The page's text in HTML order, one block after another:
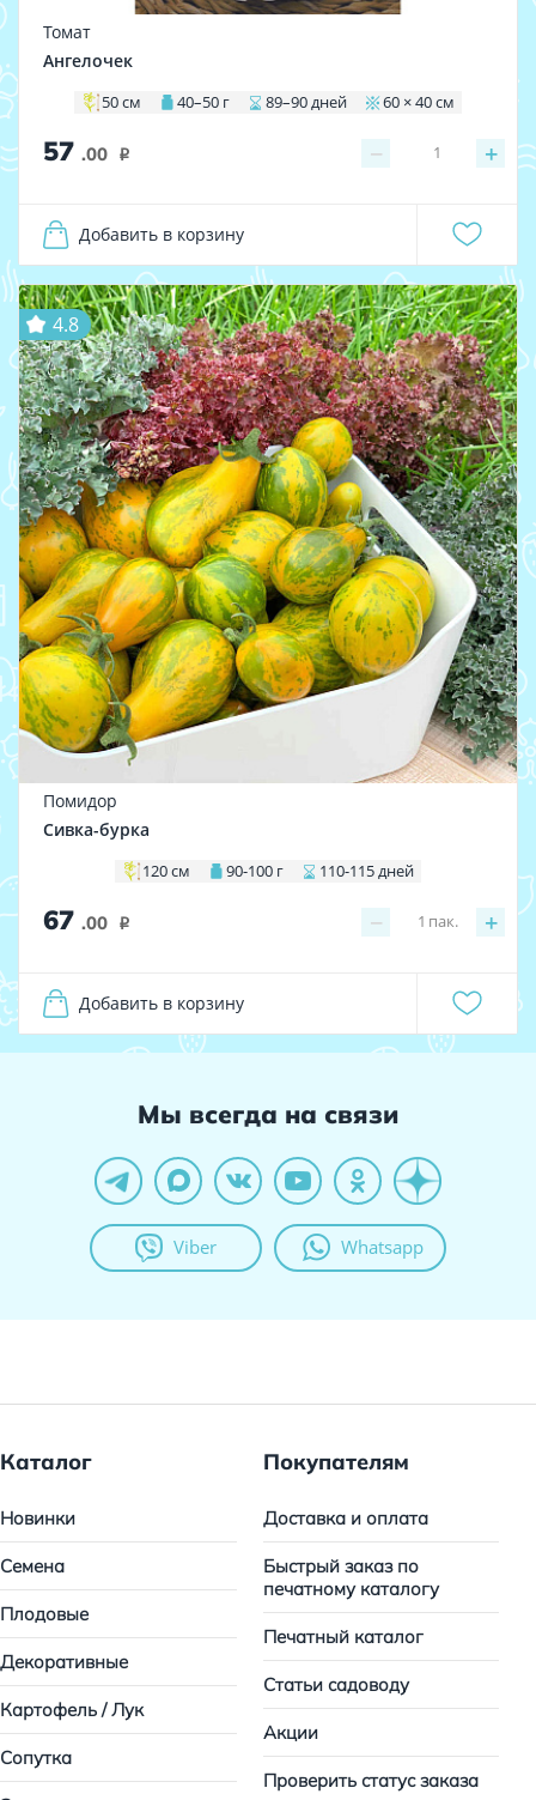
Томат
Ангелочек
50 см 40–50 г 89–90 дней 60 × 40 см
57 .00 i − +
1
Добавить в корзину
4.8
Помидор
Сивка-бурка
120 см 90-100 г 110-115 дней
67 .00 i − +
1 пак.
Добавить в корзину
Мы всегда на связи
Viber Whatsapp
Каталог
Новинки
Семена
Плодовые
Декоративные
Картофель / Лук
Сопутка
Покупателям
Доставка и оплата
Быстрый заказ по
печатному каталогу
Печатный каталог
Статьи садоводу
Акции
Проверить статус заказа